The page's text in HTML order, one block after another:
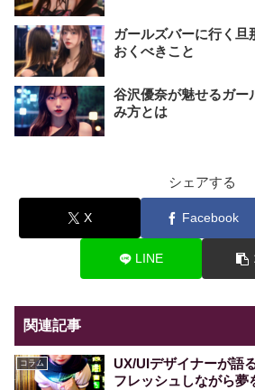
ガールズバーに行く旦
おくべきこと
谷沢優奈が魅せるガー
み方とは
シェアする
X Facebook
LINE
関連記事
コラム
UX/UIデザイナーが語
フレッシュしながら夢